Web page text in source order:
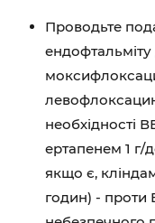
Проводьте
необхідності
ертапенем 1 г/
якщо є,
годин) - проти